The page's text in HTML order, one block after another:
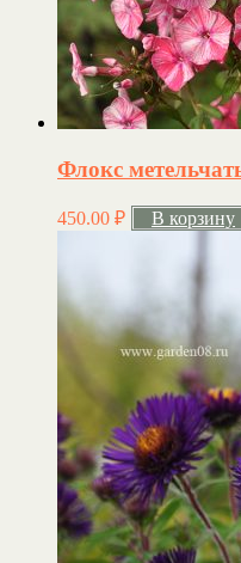
Флокс
450.00 ₽ В корзину